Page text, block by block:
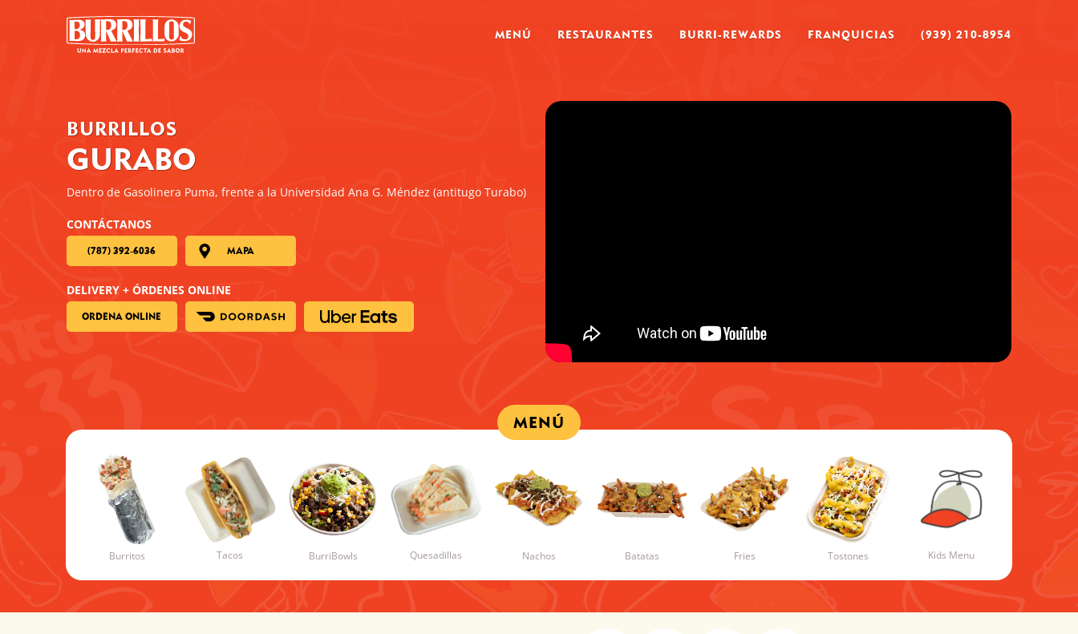
MENÚ RESTAURANTES BURRI-REWARDS FRANQUICIAS (939) 210-8954
BURRILLOS
GURABO
Dentro de Gasolinera Puma, frente a la Universidad Ana G. Méndez (antitugo Turabo)
CONTÁCTANOS
(787) 392-6036 MAPA
DELIVERY + ÓRDENES ONLINE
ORDENA ONLINE
MENÚ
Burritos Tacos BurriBowls Quesadillas Nachos Batatas Fries Tostones Kids Menu